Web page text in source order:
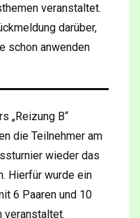
veranstaltet.
darüber,
schon anwenden
„Reizung B“
die Teilnehmer am
wieder das
Hierfür wurde ein
6 Paaren und 10
veranstaltet.